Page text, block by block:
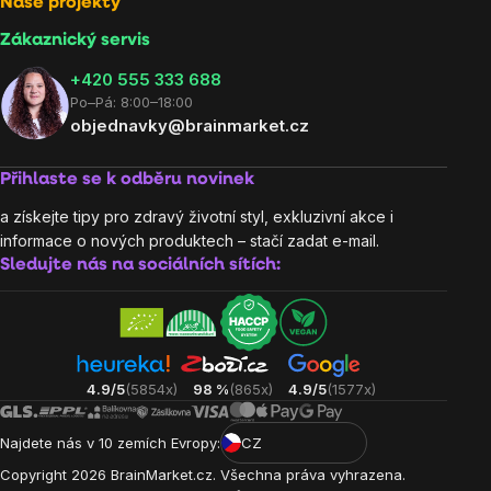
Zákaznický servis
‭+420 555 333 688
Po–Pá: 8:00–18:00
objednavky@brainmarket.cz
Přihlaste se k odběru novinek
a získejte tipy pro zdravý životní styl, exkluzivní akce i
informace o nových produktech – stačí zadat e-mail.
Sledujte nás na sociálních sítích:
4.9/5(5854x) 98 %(865x) 4.9/5(1577x)
Najdete nás v 10 zemích Evropy:
CZ
Copyright 2026 BrainMarket.cz. Všechna práva vyhrazena.